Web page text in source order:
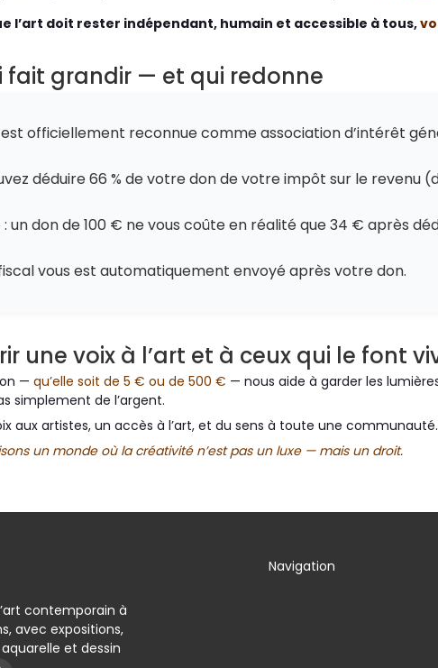
l’art doit rester indépendant, humain et accessible à tous,
fait grandir — et qui redonne
officiellement reconnue comme association d’intérêt
déduire 66 % de votre don de votre impôt sur le revenu
: un don de 100 € ne vous coûte en réalité que 34 € après
vous est automatiquement envoyé après votre don.
une voix à l’art et à ceux qui le font
— qu’elle soit de 5 € ou de 500 € — nous aide à garder les
simplement de l’argent.
aux artistes, un accès à l’art, et du sens à toute une communauté.
un monde où la créativité n’est pas un luxe — mais un droit.
contemporain à
avec expositions,
et dessin
Navigation